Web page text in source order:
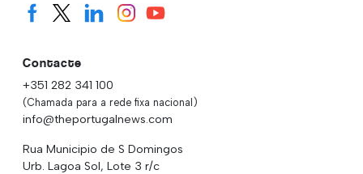
Contacte
+351 282 341 100
(Chamada para a rede fixa nacional)
info@theportugalnews.com
Rua Municipio de S Domingos
Urb. Lagoa Sol, Lote 3 r/c